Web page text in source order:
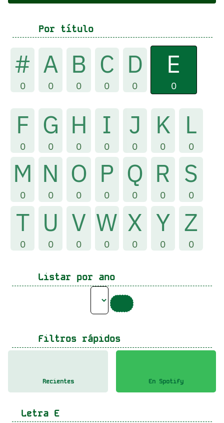
Por título
#
0
A
0
B
0
C
0
D
0
E
0
F
0
G
0
H
0
I
0
J
0
K
0
L
0
M
0
N
0
O
0
P
0
Q
0
R
0
S
0
T
0
U
0
V
0
W
0
X
0
Y
0
Z
0
Listar por ano
Filtros rápidos
Recientes En Spotify
Letra E